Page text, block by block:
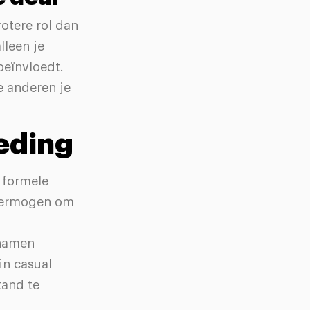
rol dan
je
anderen je
formele
om
casual
te